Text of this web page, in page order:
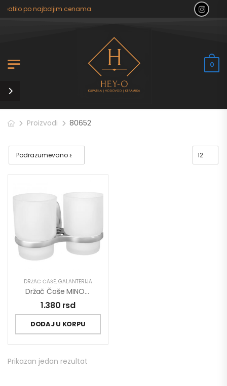
po najboljim cenama.
0
Proizvodi 80652
DRŽAČ ČAŠE, GALANTERIJA
Držač Čaše MINOTTI Staklo Dupli
1.380 rsd
DODAJ U KORPU
Prikazan jedan rezultat